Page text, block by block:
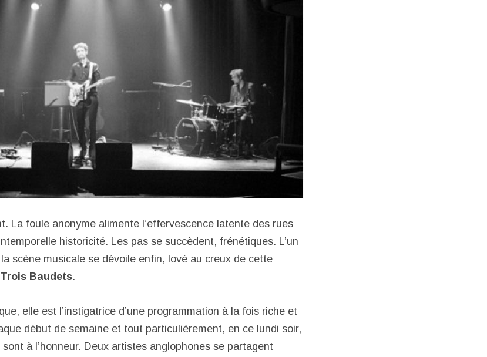
La foule anonyme alimente l’effervescence latente des rues
historicité. Les pas se succèdent, frénétiques. L’un
scène musicale se dévoile enfin, lové au creux de cette
Baudets.
elle est l’instigatrice d’une programmation à la fois riche et
début de semaine et tout particulièrement, en ce lundi soir,
à l’honneur. Deux artistes anglophones se partagent